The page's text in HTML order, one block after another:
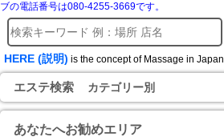
ブの電話番号は080-4255-3669です。
HERE (説明) is the concept of Massage in Japan
エステ検索 カテゴリー別
あなたへお勧めエリア